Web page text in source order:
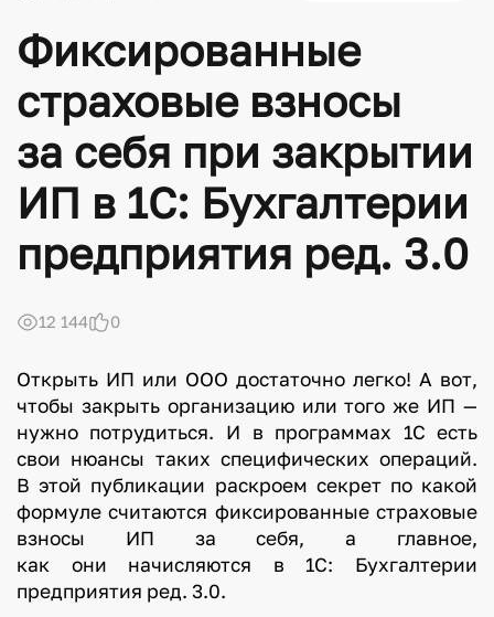
Фиксированные
страховые взносы
за себя при закрытии
ИП в 1С: Бухгалтерии
предприятия ред. 3.0
12 144 0
Открыть ИП или ООО достаточно легко! А вот,
чтобы закрыть организацию или того же ИП —
нужно потрудиться. И в программах 1С есть
свои нюансы таких специфических операций.
В этой публикации раскроем секрет по какой
формуле считаются фиксированные страховые
взносы ИП за себя, а главное,
как они начисляются в 1С: Бухгалтерии
предприятия ред. 3.0.